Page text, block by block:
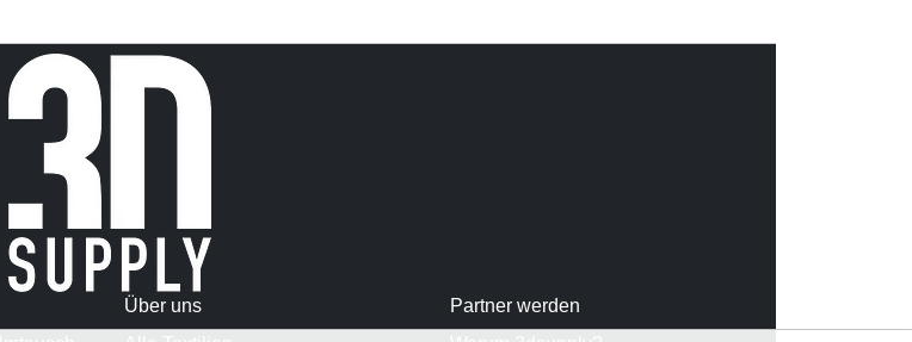
Über uns
Partner werden